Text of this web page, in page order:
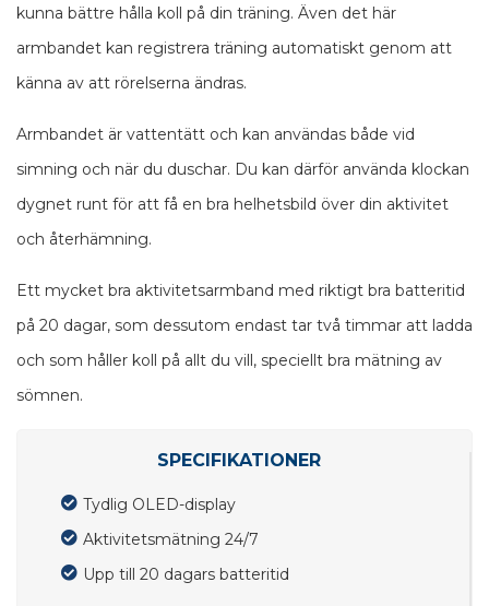
kunna bättre hålla koll på din träning. Även det här
armbandet kan registrera träning automatiskt genom att
känna av att rörelserna ändras.
Armbandet är vattentätt och kan användas både vid
simning och när du duschar. Du kan därför använda klockan
dygnet runt för att få en bra helhetsbild över din aktivitet
och återhämning.
Ett mycket bra aktivitetsarmband med riktigt bra batteritid
på 20 dagar, som dessutom endast tar två timmar att ladda
och som håller koll på allt du vill, speciellt bra mätning av
sömnen.
SPECIFIKATIONER
Tydlig OLED-display
Aktivitetsmätning 24/7
Upp till 20 dagars batteritid